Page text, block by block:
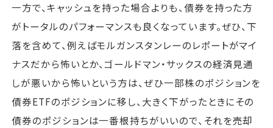
一方で、キャッシュを持った場合よりも、債券を持った方
がトータルのパフォーマンスも良くなっています。ぜひ、下
落を含めて、例えばモルガンスタンレーのレポートがマイ
ナスだから怖いとか、ゴールドマン・サックスの経済見通
しが悪いから怖いという方は、ぜひ一部株のポジションを
債券ETFのポジションに移し、大きく下がったときにその
債券のポジションは一番根持ちがいいので、それを売却